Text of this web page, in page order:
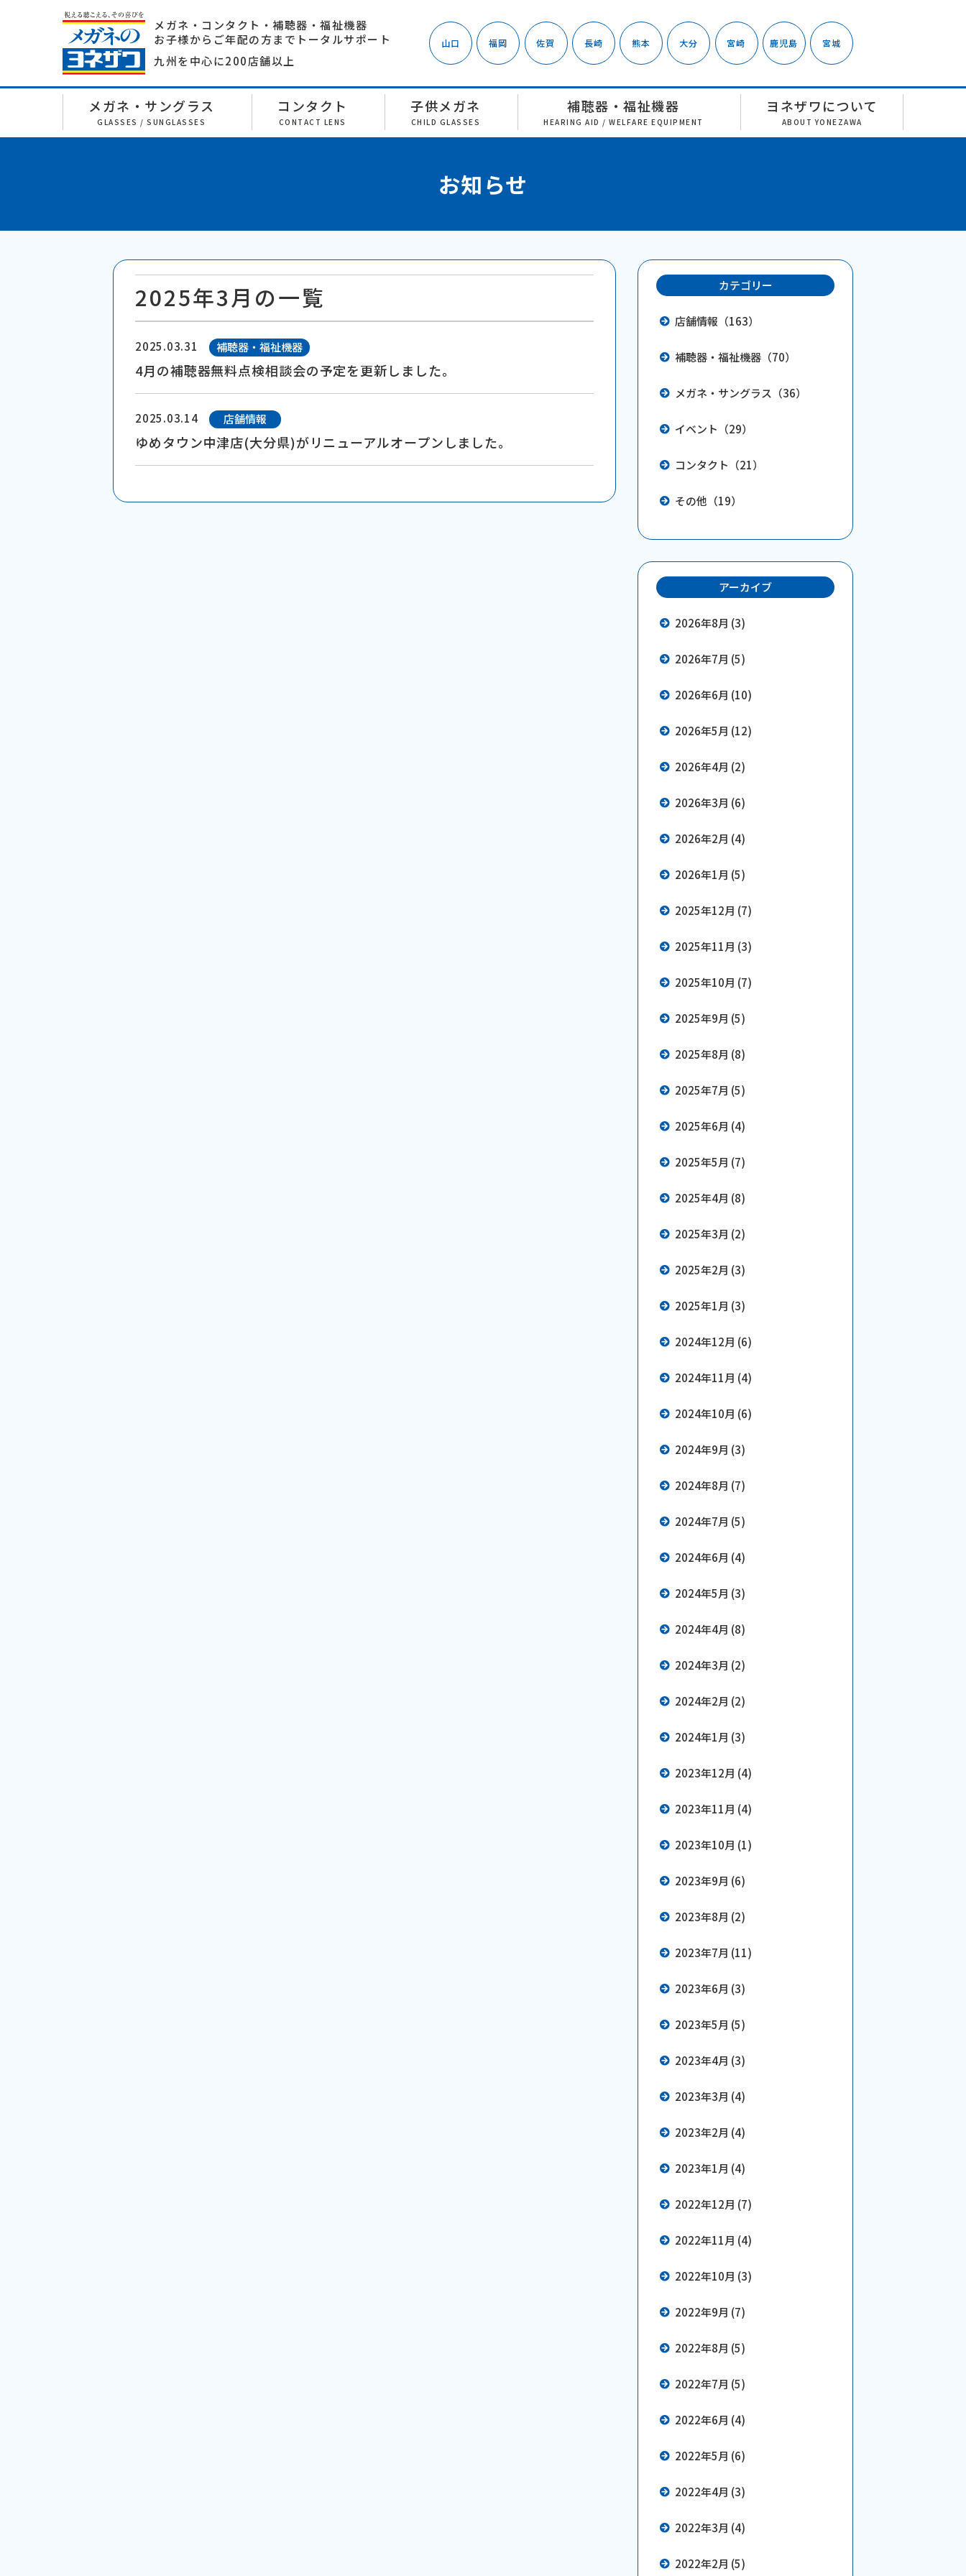
メガネ・コンタクト・補聴器・福祉機器
お子様からご年配の方までトータルサポート
九州を中心に200店舗以上
山口 福岡 佐賀 長崎 熊本 大分 宮崎 鹿児島 宮城
メガネ・サングラス
GLASSES / SUNGLASSES
コンタクト
CONTACT LENS
子供メガネ
CHILD GLASSES
補聴器・福祉機器
HEARING AID / WELFARE EQUIPMENT
ヨネザワについて
ABOUT YONEZAWA
お知らせ
2025年3月の一覧
2025.03.31 補聴器・福祉機器
4月の補聴器無料点検相談会の予定を更新しました。
2025.03.14 店舗情報
ゆめタウン中津店(大分県)がリニューアルオープンしました。
カテゴリー
店舗情報（163）
補聴器・福祉機器（70）
メガネ・サングラス（36）
イベント（29）
コンタクト（21）
その他（19）
アーカイブ
2026年8月 (3)
2026年7月 (5)
2026年6月 (10)
2026年5月 (12)
2026年4月 (2)
2026年3月 (6)
2026年2月 (4)
2026年1月 (5)
2025年12月 (7)
2025年11月 (3)
2025年10月 (7)
2025年9月 (5)
2025年8月 (8)
2025年7月 (5)
2025年6月 (4)
2025年5月 (7)
2025年4月 (8)
2025年3月 (2)
2025年2月 (3)
2025年1月 (3)
2024年12月 (6)
2024年11月 (4)
2024年10月 (6)
2024年9月 (3)
2024年8月 (7)
2024年7月 (5)
2024年6月 (4)
2024年5月 (3)
2024年4月 (8)
2024年3月 (2)
2024年2月 (2)
2024年1月 (3)
2023年12月 (4)
2023年11月 (4)
2023年10月 (1)
2023年9月 (6)
2023年8月 (2)
2023年7月 (11)
2023年6月 (3)
2023年5月 (5)
2023年4月 (3)
2023年3月 (4)
2023年2月 (4)
2023年1月 (4)
2022年12月 (7)
2022年11月 (4)
2022年10月 (3)
2022年9月 (7)
2022年8月 (5)
2022年7月 (5)
2022年6月 (4)
2022年5月 (6)
2022年4月 (3)
2022年3月 (4)
2022年2月 (5)